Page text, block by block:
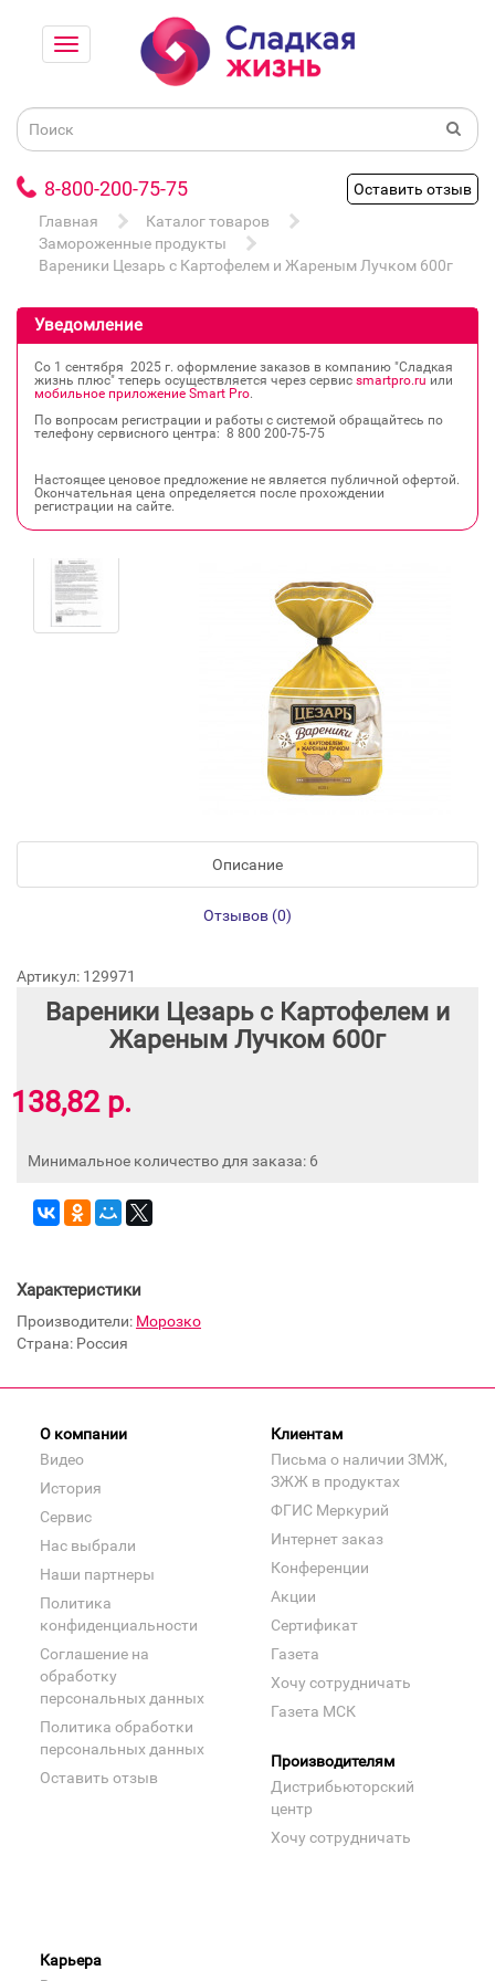
8-800-200-75-75
Оставить отзыв
Главная
Каталог товаров
Замороженные продукты
Вареники Цезарь с Картофелем и Жареным Лучком 600г
Уведомление
Со 1 сентября 2025 г. оформление заказов в компанию "Сладкая
жизнь плюс" теперь осуществляется через сервис smartpro.ru или
мобильное приложение Smart Pro.
По вопросам регистрации и работы с системой обращайтесь по
телефону сервисного центра: 8 800 200‐75‐75
Настоящее ценовое предложение не является публичной офертой.
Окончательная цена определяется после прохождении
регистрации на сайте.
Описание
Отзывов (0)
Артикул: 129971
Вареники Цезарь с Картофелем и
Жареным Лучком 600г
138,82 р.
Минимальное количество для заказа: 6
Характеристики
Производители: Морозко
Страна: Россия
О компании
Видео
История
Сервис
Нас выбрали
Наши партнеры
Политика
конфиденциальности
Соглашение на
обработку
персональных данных
Политика обработки
персональных данных
Оставить отзыв
Клиентам
Письма о наличии ЗМЖ,
ЗЖЖ в продуктах
ФГИС Меркурий
Интернет заказ
Конференции
Акции
Сертификат
Газета
Хочу сотрудничать
Газета МСК
Производителям
Дистрибьюторский
центр
Хочу сотрудничать
Карьера